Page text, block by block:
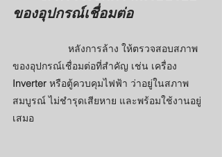
ของอุปกรณ์เชื่อมต่อ
หลังการล้าง ให้ตรวจสอบสภาพ
ของอุปกรณ์เชื่อมต่อที่สำคัญ เช่น เครื่อง
Inverter หรือตู้ควบคุมไฟฟ้า ว่าอยู่ในสภาพ
สมบูรณ์ ไม่ชำรุดเสียหาย และพร้อมใช้งานอยู่
เสมอ